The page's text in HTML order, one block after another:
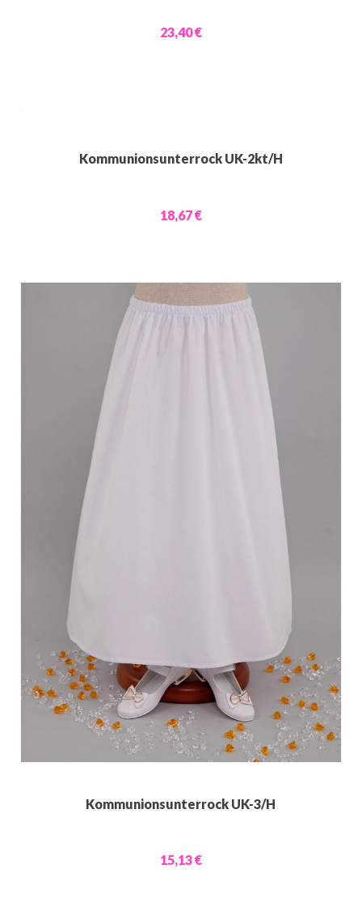
23,40 €
Kommunionsunterrock UK-2kt/H
18,67 €
Kommunionsunterrock UK-3/H
15,13 €